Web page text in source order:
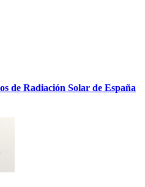
de Radiación Solar de España